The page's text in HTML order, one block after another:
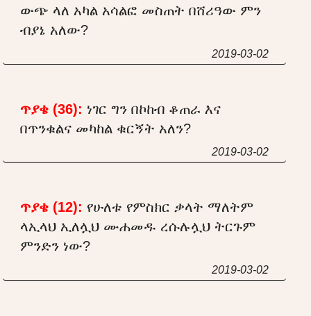
ውጭ ላለ አካል አሳልፎ መስጠት በሸሪዓው ምን
ብያኔ አለው?
2019-03-02
ጥያቄ (36): ነገር ግን በኮከብ ቆጠራ እና
በጥንቁልና መካከል ቁርኝት አለን?
2019-03-02
ጥያቄ (12): የሁለቱ የምስክር ቃላት ማለትም
ላኢላህ ኢለሏህ ሙሐመዱ ረሱሉሏህ ትርጉም
ምንድን ነው?
2019-03-02